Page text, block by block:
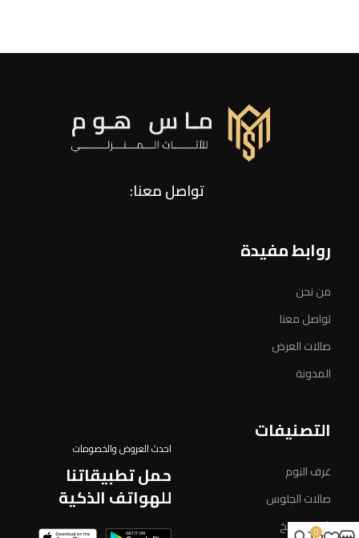
تواصل معنا:
روابط مفيدة
من نحن
تواصل معنا
صالات العرض
المدونة
التصنيفات
غرف النوم
صالات الجلوس
اثاث المطبخ
احدث العروض والخصومات
حمل تطبيقاتنا
للهواتف الذكية
0